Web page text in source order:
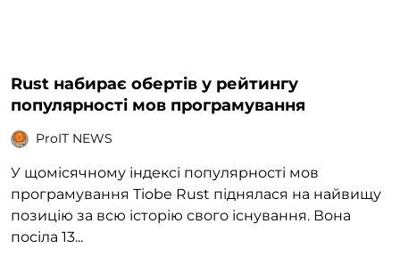
Rust набирає обертів у рейтингу
популярності мов програмування
ProIT NEWS
У щомісячному індексі популярності мов
програмування Tiobe Rust піднялася на найвищу
позицію за всю історію свого існування. Вона
посіла 13...